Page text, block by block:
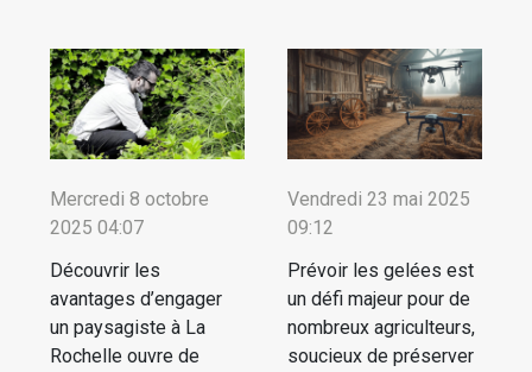
Mercredi 8 octobre
2025 04:07
Découvrir les
avantages d’engager
un paysagiste à La
Rochelle ouvre de
Vendredi 23 mai 2025
09:12
Prévoir les gelées est
un défi majeur pour de
nombreux agriculteurs,
soucieux de préserver